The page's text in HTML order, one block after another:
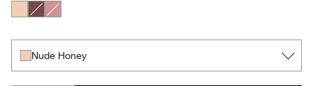
Nude Honey